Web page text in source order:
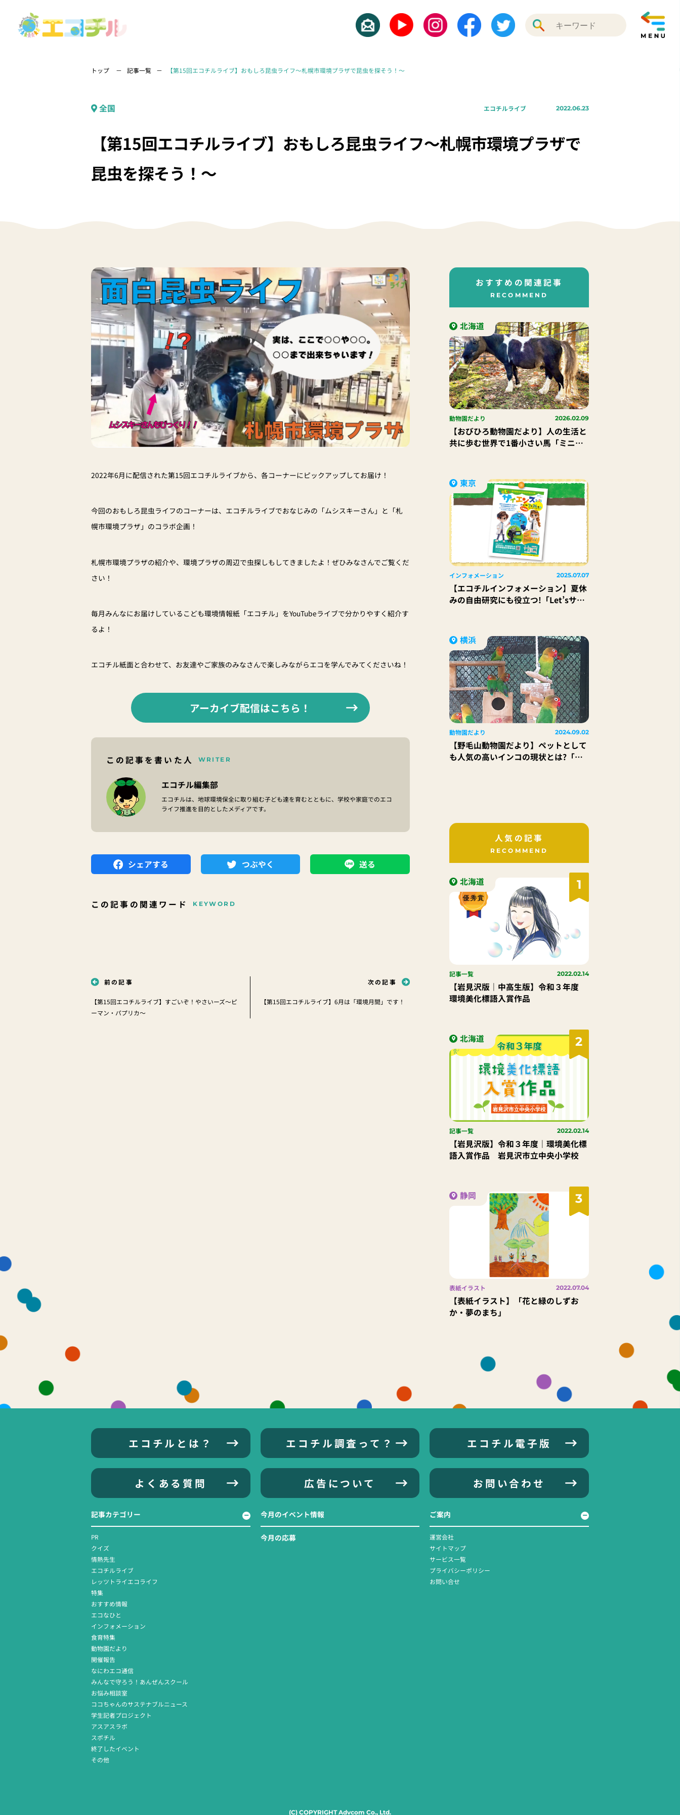
トップ 記事一覧 【第15回エコチルライブ】おもしろ昆虫ライフ〜札幌市環境プラザで昆虫を探そう！〜
全国 エコチルライブ 2022.06.23
【第15回エコチルライブ】おもしろ昆虫ライフ〜札幌市環境プラザで
昆虫を探そう！〜
2022年6月に配信された第15回エコチルライブから、各コーナーにピックアップしてお届け！
今回のおもしろ昆虫ライフのコーナーは、エコチルライブでおなじみの「ムシスキーさん」と「札
幌市環境プラザ」のコラボ企画！
札幌市環境プラザの紹介や、環境プラザの周辺で虫探しもしてきましたよ！ぜひみなさんでご覧くだ
さい！
毎月みんなにお届けしているこども環境情報紙「エコチル」をYouTubeライブで分かりやすく紹介す
るよ！
エコチル紙面と合わせて、お友達やご家族のみなさんで楽しみながらエコを学んでみてくださいね！
アーカイブ配信はこちら！
この記事を書いた人 WRITER
エコチル編集部
エコチルは、地球環境保全に取り組む子ども達を育むとともに、学校や家庭でのエコ
ライフ推進を目的としたメディアです。
シェアする つぶやく 送る
この記事の関連ワード KEYWORD
前の記事
【第15回エコチルライブ】すごいぞ！やさいーズ〜ピ
ーマン・パプリカ〜
次の記事
【第15回エコチルライブ】6月は「環境月間」です！
おすすめの関連記事
RECOMMEND
北海道
動物園だより 2026.02.09
【おびひろ動物園だより】人の生活と
共に歩む世界で1番小さい馬「ミニチ
東京
インフォメーション 2025.07.07
【エコチルインフォメーション】夏休
みの自由研究にも役立つ!「Let’sサイ
横浜
動物園だより 2024.09.02
【野毛山動物園だより】ペットとして
も人気の高いインコの現状とは?「ル
人気の記事
RECOMMEND
1
北海道
記事一覧 2022.02.14
【岩見沢版｜中高生版】令和３年度
環境美化標語入賞作品
2
北海道
記事一覧 2022.02.14
【岩見沢版】令和３年度｜環境美化標
語入賞作品 岩見沢市立中央小学校
3
静岡
表紙イラスト 2022.07.04
【表紙イラスト】「花と緑のしずお
か・夢のまち」
エコチルとは？ エコチル調査って？ エコチル電子版
よくある質問 広告について お問い合わせ
記事カテゴリー
PR
クイズ
情熱先生
エコチルライブ
レッツトライエコライフ
特集
おすすめ情報
エコなひと
インフォメーション
食育特集
動物園だより
開催報告
なにわエコ通信
みんなで守ろう！あんぜんスクール
お悩み相談室
ココちゃんのサステナブルニュース
学生記者プロジェクト
アスアスラボ
スポチル
終了したイベント
その他
今月のイベント情報
今月の応募
ご案内
運営会社
サイトマップ
サービス一覧
プライバシーポリシー
お問い合せ
(C) COPYRIGHT Advcom Co., Ltd.